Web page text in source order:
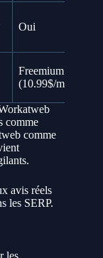
Oui
Freemium
(10.99$/mois)
comme
comme
avis réels
les SERP.